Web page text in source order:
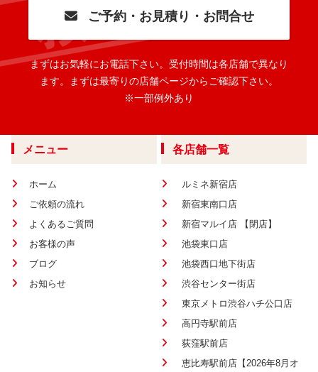
ご予約・お見積り・お問合せ
まずはお気軽にお電話下さい。 受付時間は各店舗で異なり
ます。
まずは最寄りの店舗ページからご確認下さい。
※一部例外あり
メニュー
ホーム
ご依頼の流れ
よくあるご質問
お客様の声
ブログ
お知らせ
各店舗一覧
ルミネ新宿店
新宿東南口店
新宿マルイ店 【閉店】
池袋東口店
池袋西口地下街店
渋谷センター街店
東京メトロ渋谷ハチ公口店
高円寺駅前店
荻窪駅前店
恵比寿駅前店【2026年8月オ